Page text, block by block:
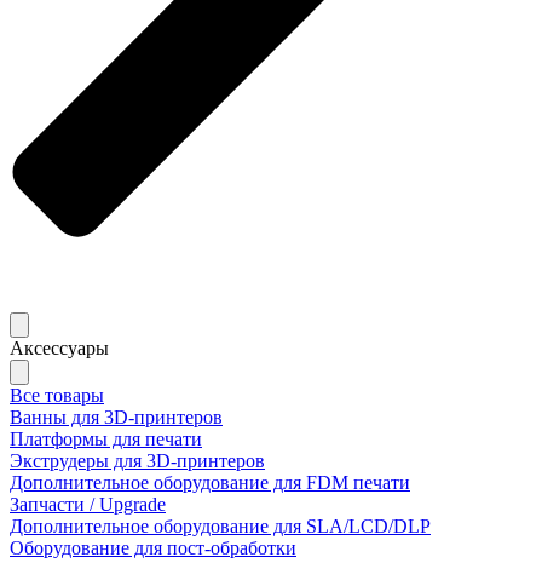
Аксессуары
Все товары
Ванны для 3D-принтеров
Платформы для печати
Экструдеры для 3D-принтеров
Дополнительное оборудование для FDM печати
Запчасти / Upgrade
Дополнительное оборудование для SLA/LCD/DLP
Оборудование для пост-обработки